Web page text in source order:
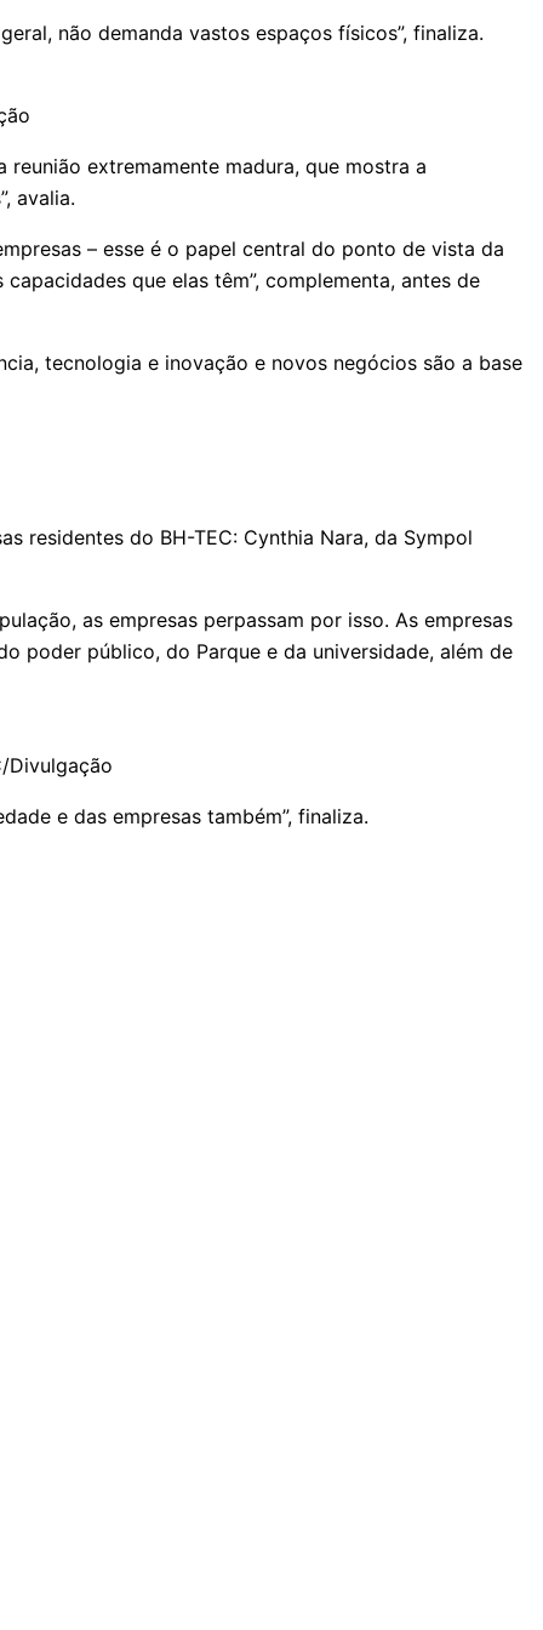
não demanda vastos espaços físicos”, finaliza.
reunião extremamente madura, que mostra a
avalia.
– esse é o papel central do ponto de vista da
que elas têm”, complementa, antes de
tecnologia e inovação e novos negócios são a base
residentes do BH-TEC: Cynthia Nara, da Sympol
as empresas perpassam por isso. As empresas
poder público, do Parque e da universidade, além de
Divulgação
e das empresas também”, finaliza.